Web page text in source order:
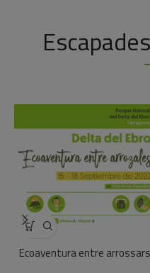
Ecoaventura entre arrossars